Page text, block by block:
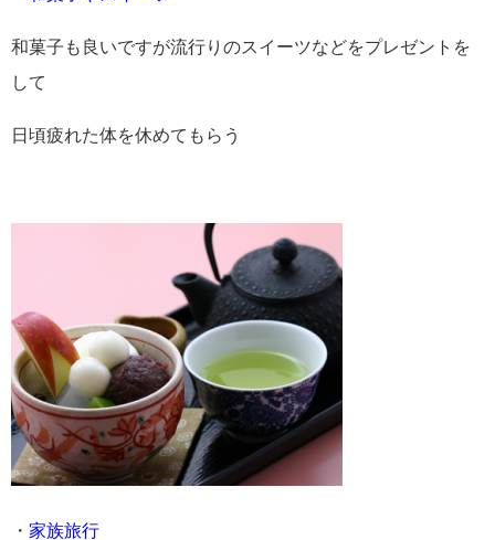
和菓子も良いですが流行りのスイーツなどをプレゼントを
して
日頃疲れた体を休めてもらう
・ 家族旅行